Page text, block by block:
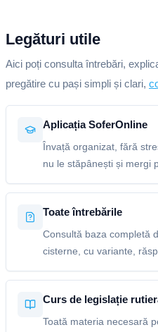
Legături utile
Aici poți consulta întrebări,
pregătire cu pași simpli și clari,
Aplicația SoferOnline
Învață organizat, fără
nu le stăpânești și mergi
Toate întrebările
Consultă baza completă
cisterne, cu variante,
Curs de legislație
Toată materia necesară